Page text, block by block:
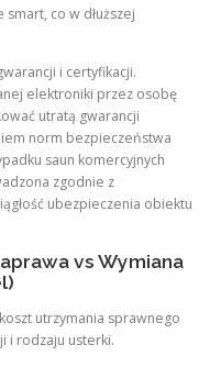
co w dłuższej
i certyfikacji.
elektroniki przez osobę
utratą gwarancji
norm bezpieczeństwa
saun komercyjnych
zgodnie z
ubezpieczenia obiektu
vs Wymiana
utrzymania sprawnego
i rodzaju usterki.